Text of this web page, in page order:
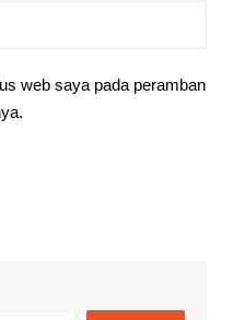
web saya pada peramban